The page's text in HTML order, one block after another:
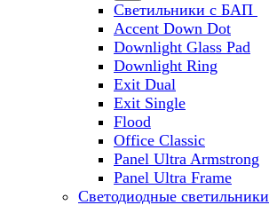
Светильники с БАП
Accent Down Dot
Downlight Glass Pad
Downlight Ring
Exit Dual
Exit Single
Flood
Office Classic
Panel Ultra Armstrong
Panel Ultra Frame
Светодиодные светильники